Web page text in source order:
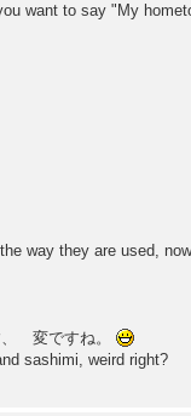
want to say "My
way they are used,
、 変ですね。
sashimi, weird right?